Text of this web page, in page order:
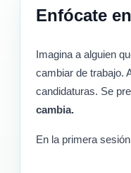
Enfócate
Imagina a alguien
cambiar de trabajo.
candidaturas. Se
cambia.
En la primera